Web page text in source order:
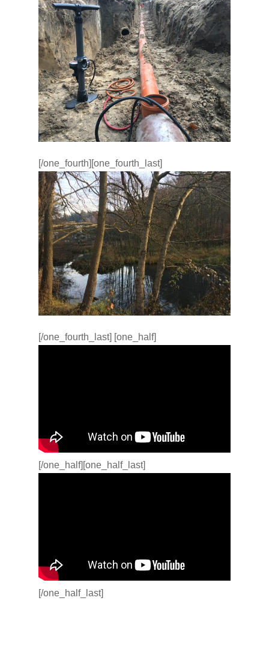
[/one_fourth][one_fourth_last]
[/one_fourth_last] [one_half]
[/one_half][one_half_last]
[/one_half_last]